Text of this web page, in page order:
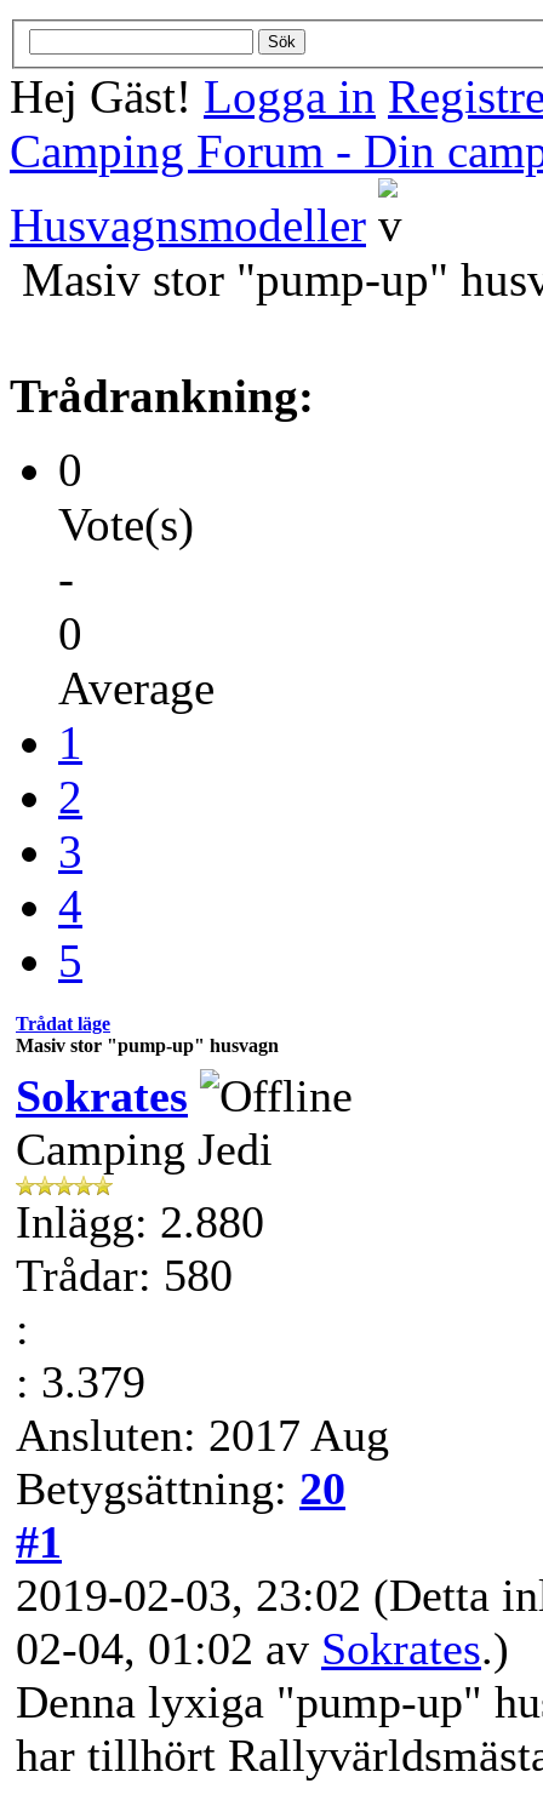
Hej Gäst! Logga in
Camping Forum - Din
Husvagnsmodeller
Masiv stor "pump-up"
Trådrankning:
0
Vote(s)
-
0
Average
1
2
3
4
5
Trådat läge
Masiv stor "pump-up" husvagn
Sokrates
Camping Jedi
Inlägg: 2.880
Trådar: 580
:
: 3.379
Ansluten: 2017 Aug
Betygsättning: 20
#1
2019-02-03, 23:02 (Detta
02-04, 01:02 av Sokrates.)
Denna lyxiga "pump-up"
har tillhört